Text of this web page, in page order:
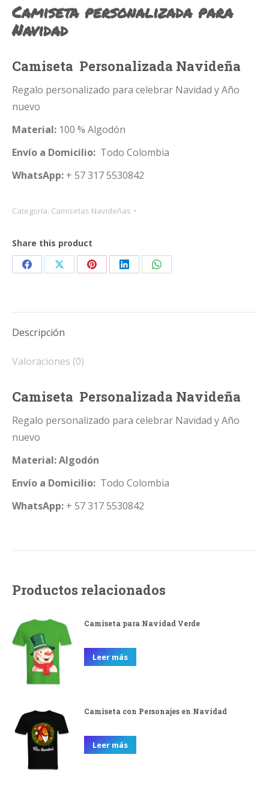
Camiseta personalizada para
Navidad
Camiseta Personalizada Navideña
Regalo personalizado para celebrar Navidad y Año
nuevo
Material: 100 % Algodón
Envío a Domicilio: Todo Colombia
WhatsApp: + 57 317 5530842
Categoría: Camisetas Navideñas
Share this product
Share
Facebook
Share
X
Share
Pinterest
Share
LinkedIn
Share
WhatsApp
Descripción
Valoraciones (0)
Camiseta Personalizada Navideña
Regalo personalizado para celebrar Navidad y Año
nuevo
Material: Algodón
Envío a Domicilio: Todo Colombia
WhatsApp: + 57 317 5530842
Productos relacionados
Camiseta para Navidad Verde
Leer más
Camiseta con Personajes en Navidad
Leer más